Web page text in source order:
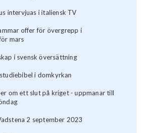
intervjuas i italiensk TV
offer för övergrepp i
mars
i svensk översättning
i domkyrkan
om ett slut på kriget - uppmanar till
2 september 2023